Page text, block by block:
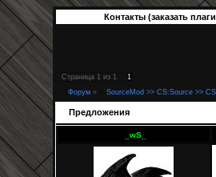
Контакты (заказать
Страница 1 из 1
1
Форум » SourceMod >> CS:Source >>
Предложения
_wS_